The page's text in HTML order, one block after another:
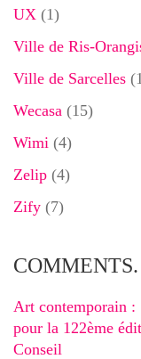
UX (1)
Ville de Ris-
Ville de Sarcelles
Wecasa (15)
Wimi (4)
Zelip (4)
Zify (7)
COMMENTS.
Art contemporain :
pour la 122ème
Conseil